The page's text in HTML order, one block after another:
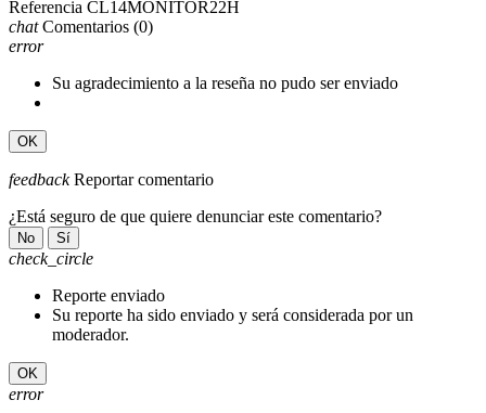
Referencia CL14MONITOR22H
chat Comentarios (0)
error
Su agradecimiento a la reseña no pudo ser enviado
OK
feedback Reportar comentario
¿Está seguro de que quiere denunciar este comentario?
No Sí
check_circle
Reporte enviado
Su reporte ha sido enviado y será considerada por un
moderador.
OK
error